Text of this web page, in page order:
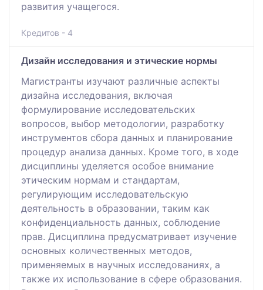
развития учащегося.
Кредитов - 4
Дизайн исследования и этические нормы
Магистранты изучают различные аспекты
дизайна исследования, включая
формулирование исследовательских
вопросов, выбор методологии, разработку
инструментов сбора данных и планирование
процедур анализа данных. Кроме того, в ходе
дисциплины уделяется особое внимание
этическим нормам и стандартам,
регулирующим исследовательскую
деятельность в образовании, таким как
конфиденциальность данных, соблюдение
прав. Дисциплина предусматривает изучение
основных количественных методов,
применяемых в научных исследованиях, а
также их использование в сфере образования.